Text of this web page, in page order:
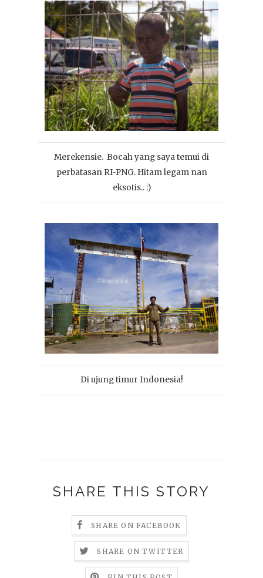
Merekensie. Bocah yang saya temui di
perbatasan RI-PNG. Hitam legam nan
eksotis.. :)
Di ujung timur Indonesia!
SHARE THIS STORY
SHARE ON FACEBOOK
SHARE ON TWITTER